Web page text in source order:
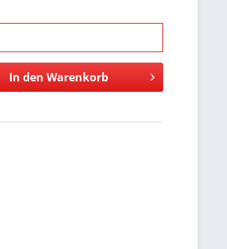
In den Warenkorb